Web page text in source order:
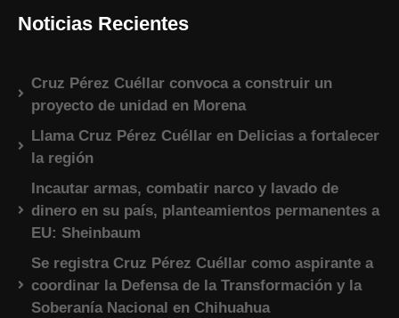
Noticias Recientes
Cruz Pérez Cuéllar convoca a construir un
proyecto de unidad en Morena
Llama Cruz Pérez Cuéllar en Delicias a fortalecer
la región
Incautar armas, combatir narco y lavado de
dinero en su país, planteamientos permanentes a
EU: Sheinbaum
Se registra Cruz Pérez Cuéllar como aspirante a
coordinar la Defensa de la Transformación y la
Soberanía Nacional en Chihuahua